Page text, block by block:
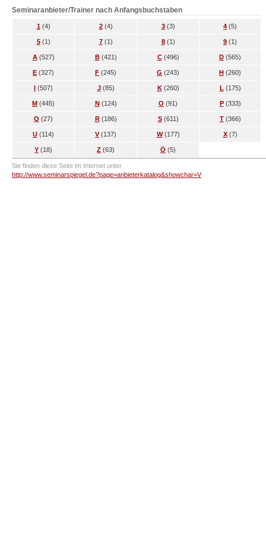
Seminaranbieter/Trainer nach Anfangsbuchstaben
1(4) 2(4) 3(3) 4 (5)
5(1) 7(1) 8(1) 9 (1)
A(527) B(421) C(496) D (565)
E (327) F (245) G (243) H (260)
I (507) J(85) K(260) L (175)
M (445) N(124) O (91) P(333)
Q (27) R(186) S(611) T(366)
U (114) V(137) W(177) X(7)
Y (18) Z (63) Ö (5)
Sie finden diese Seite im Internet unter
http://www.seminarspiegel.de?page=anbieterkatalog&showchar=V